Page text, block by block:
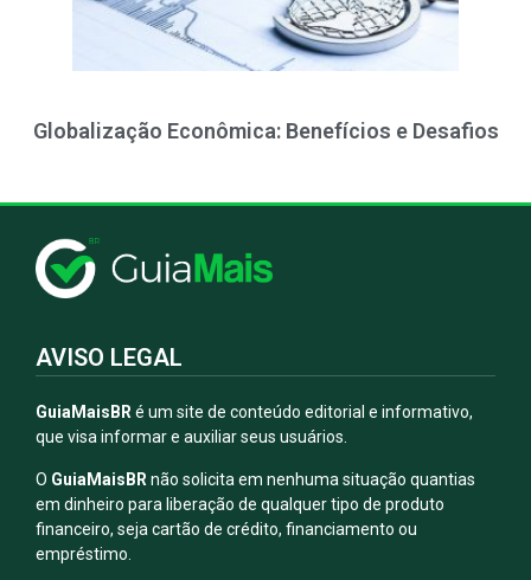
Globalização Econômica: Benefícios e Desafios
AVISO LEGAL
GuiaMaisBRé um site de conteúdo editorial e informativo,
que visa informar e auxiliar seus usuários.
O GuiaMaisBR não solicita em nenhuma situação quantias
em dinheiro para liberação de qualquer tipo de produto
financeiro, seja cartão de crédito, financiamento ou
empréstimo.